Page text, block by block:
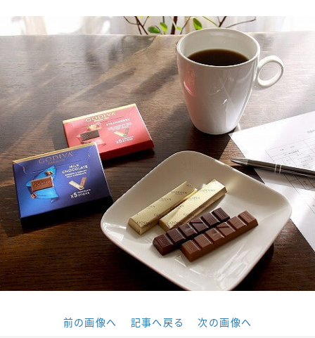
前の画像へ 記事へ戻る 次の画像へ